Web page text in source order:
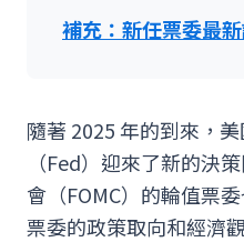
補充：新任票委最
隨著 2025 年的到來，
（Fed）迎來了新的決
會（FOMC）的輪值票
票委的政策取向和經濟